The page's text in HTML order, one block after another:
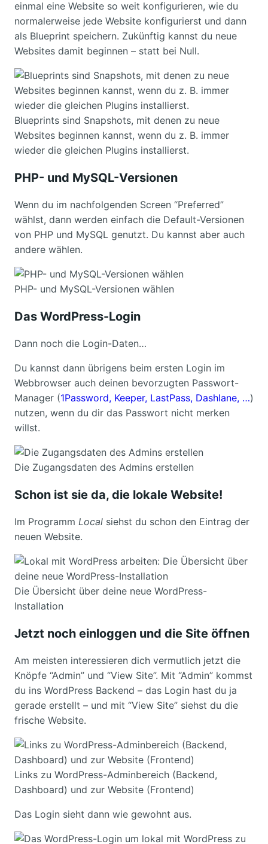
einmal eine Website so weit konfigurieren, wie du
normalerweise jede Website konfigurierst und dann
als Blueprint speichern. Zukünftig kannst du neue
Websites damit beginnen – statt bei Null.
Blueprints sind Snapshots, mit denen zu neue
Websites beginnen kannst, wenn du z. B. immer
wieder die gleichen Plugins installierst.
PHP- und MySQL-Versionen
Wenn du im nachfolgenden Screen “Preferred”
wählst, dann werden einfach die Default-Versionen
von PHP und MySQL genutzt. Du kannst aber auch
andere wählen.
PHP- und MySQL-Versionen wählen
Das WordPress-Login
Dann noch die Login-Daten…
Du kannst dann übrigens beim ersten Login im
Webbrowser auch deinen bevorzugten Passwort-
Manager (1Password, Keeper, LastPass, Dashlane, …)
nutzen, wenn du dir das Passwort nicht merken
willst.
Die Zugangsdaten des Admins erstellen
Schon ist sie da, die lokale Website!
Im Programm Local siehst du schon den Eintrag der
neuen Website.
Die Übersicht über deine neue WordPress-
Installation
Jetzt noch einloggen und die Site öffnen
Am meisten interessieren dich vermutlich jetzt die
Knöpfe “Admin” und “View Site”. Mit “Admin” kommst
du ins WordPress Backend – das Login hast du ja
gerade erstellt – und mit “View Site” siehst du die
frische Website.
Links zu WordPress-Adminbereich (Backend,
Dashboard) und zur Website (Frontend)
Das Login sieht dann wie gewohnt aus.